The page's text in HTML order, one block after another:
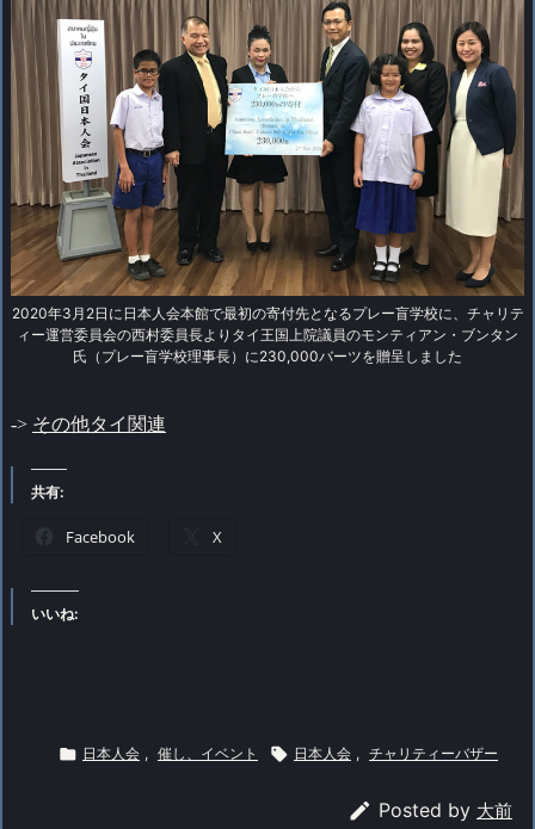
2020年3月2日に日本人会本館で最初の寄付先となるプレー盲学校に、チャリテ
ィー運営委員会の西村委員長よりタイ王国上院議員のモンティアン・ブンタン
氏（プレー盲学校理事長）に230,000バーツを贈呈しました
-> その他タイ関連
共有:
Facebook X
いいね:
 日本人会 , 催し、イベント  日本人会 , チャリティーバザー
 Posted by 大前